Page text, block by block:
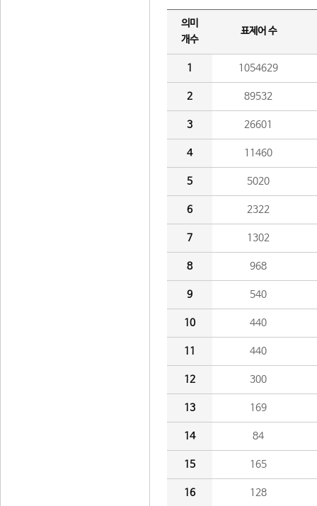
의미
개수
표제어 수
1 1054629
2 89532
3 26601
4 11460
5 5020
6 2322
7 1302
8 968
9 540
10 440
11 440
12 300
13 169
14 84
15 165
16 128